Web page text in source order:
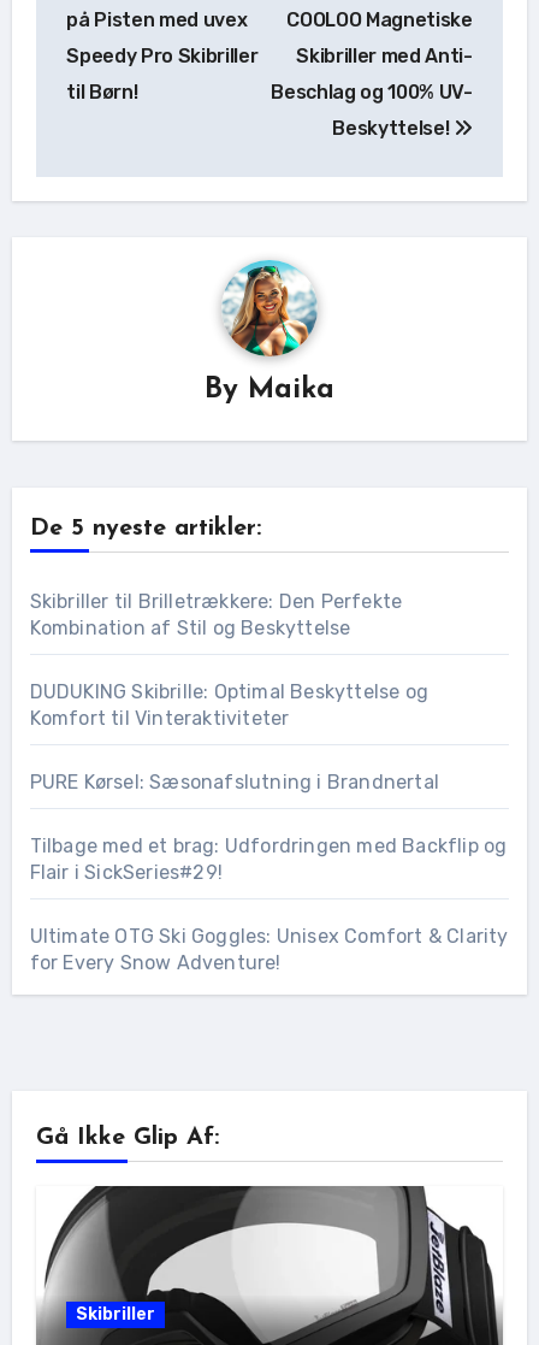
på Pisten med uvex
Speedy Pro Skibriller
til Børn!
COOLOO Magnetiske
Skibriller med Anti-
Beschlag og 100% UV-
Beskyttelse!
By Maika
De 5 nyeste artikler:
Skibriller til Brilletrækkere: Den Perfekte
Kombination af Stil og Beskyttelse
DUDUKING Skibrille: Optimal Beskyttelse og
Komfort til Vinteraktiviteter
PURE Kørsel: Sæsonafslutning i Brandnertal
Tilbage med et brag: Udfordringen med Backflip og
Flair i SickSeries#29!
Ultimate OTG Ski Goggles: Unisex Comfort & Clarity
for Every Snow Adventure!
Gå Ikke Glip Af:
Skibriller